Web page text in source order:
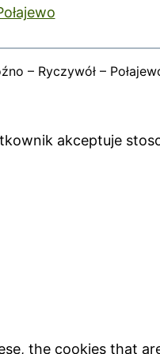
– Ryczywół –
akceptuje
the cookies that